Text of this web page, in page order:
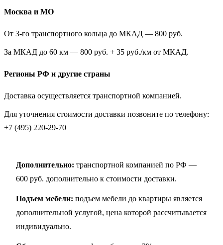
Москва и МО
От 3-го транспортного кольца до МКАД — 800 руб.
За МКАД до 60 км — 800 руб. + 35 руб./км от МКАД.
Регионы РФ и другие страны
Доставка осуществляется транспортной компанией.
Для уточнения стоимости доставки позвоните по телефону:
+7 (495) 220-29-70
Дополнительно: транспортной компанией по РФ —
600 руб. дополнительно к стоимости доставки.
Подъем мебели: подъем мебели до квартиры является
дополнительной услугой, цена которой рассчитывается
индивидуально.